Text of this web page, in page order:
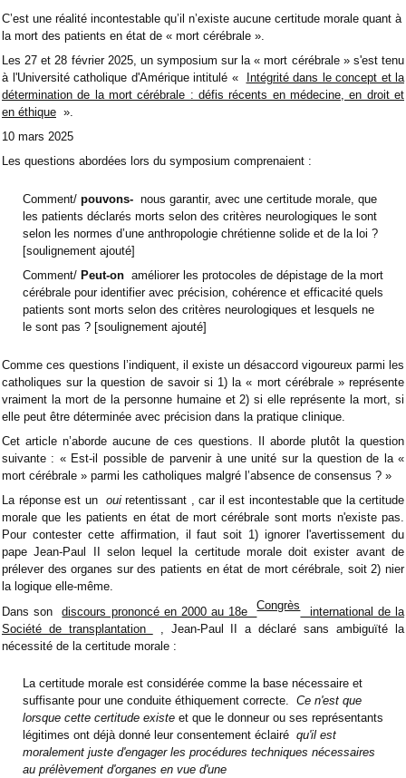
C’est une réalité incontestable qu’il n’existe aucune certitude morale quant à
la mort des patients en état de « mort cérébrale ».
Les 27 et 28 février 2025, un symposium sur la « mort cérébrale » s'est tenu
à l'Université catholique d'Amérique intitulé «
Intégrité dans le concept et la
détermination de la mort cérébrale : défis récents en médecine, en droit et
en éthique ».
10 mars 2025
Les questions abordées lors du symposium comprenaient :
Comment/ pouvons-nous garantir, avec une certitude morale, que
les patients déclarés morts selon des critères neurologiques le sont
selon les normes d’une anthropologie chrétienne solide et de la loi ?
[soulignement ajouté]
Comment/ Peut-onaméliorer les protocoles de dépistage de la mort
cérébrale pour identifier avec précision, cohérence et efficacité quels
patients sont morts selon des critères neurologiques et lesquels ne
le sont pas ? [soulignement ajouté]
Comme ces questions l’indiquent, il existe un désaccord vigoureux parmi les
catholiques sur la question de savoir si 1) la « mort cérébrale » représente
vraiment la mort de la personne humaine et 2) si elle représente la mort, si
elle peut être déterminée avec précision dans la pratique clinique.
Cet article n’aborde aucune de ces questions. Il aborde plutôt la question
suivante : « Est-il possible de parvenir à une unité sur la question de la «
mort cérébrale » parmi les catholiques malgré l’absence de consensus ? »
La réponse est un ouiretentissant , car il est incontestable que la certitude
morale que les patients en état de mort cérébrale sont morts n'existe pas.
Pour contester cette affirmation, il faut soit 1) ignorer l'avertissement du
pape Jean-Paul II selon lequel la certitude morale doit exister avant de
prélever des organes sur des patients en état de mort cérébrale, soit 2) nier
la logique elle-même.
Dans sondiscours prononcé en 2000 au 18eCongrèsinternational de la
Société de transplantation
, Jean-Paul II a déclaré sans ambiguïté la
nécessité de la certitude morale :
La certitude morale est considérée comme la base nécessaire et
suffisante pour une conduite éthiquement correcte. Ce n'est que
lorsque cette certitude existeet que le donneur ou ses représentants
légitimes ont déjà donné leur consentement éclairé qu'il est
moralement juste d'engager les procédures techniques nécessaires
au prélèvement d'organes en vue d'une